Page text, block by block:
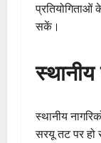
प्रतियोगिताओं
सकें।
स्थानीय
स्थानीय
सरयू तट पर हो